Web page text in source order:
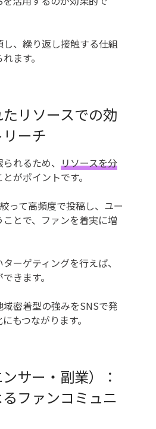
、繰り返し接触する仕組
ます。
リソースでの効
ーチ
れるため、 リソースを分
とがポイントです。
って高頻度で投稿し、ユー
とで、ファンを着実に増
ーゲティングを行えば、
きます。
密着型の強みをSNSで発
もつながります。
サー・副業）：
ファンコミュニ